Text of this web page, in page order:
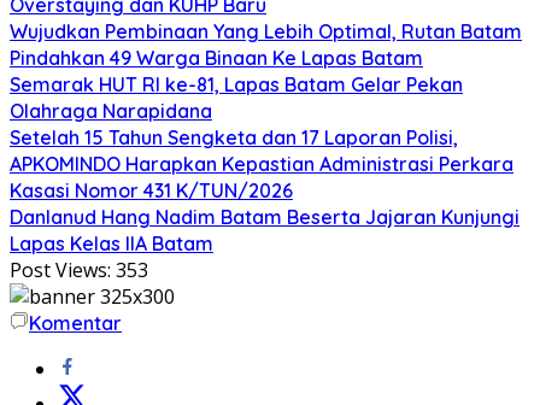
Wujudkan Pembinaan Yang Lebih Optimal, Rutan Batam
Pindahkan 49 Warga Binaan Ke Lapas Batam
Semarak HUT RI ke-81, Lapas Batam Gelar Pekan
Olahraga Narapidana
Setelah 15 Tahun Sengketa dan 17 Laporan Polisi,
APKOMINDO Harapkan Kepastian Administrasi Perkara
Kasasi Nomor 431 K/TUN/2026
Danlanud Hang Nadim Batam Beserta Jajaran Kunjungi
Lapas Kelas IIA Batam
Post Views: 353
Komentar